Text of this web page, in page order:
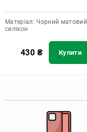
Матеріал: Чорний матовий
силікон
430 ₴ Купити